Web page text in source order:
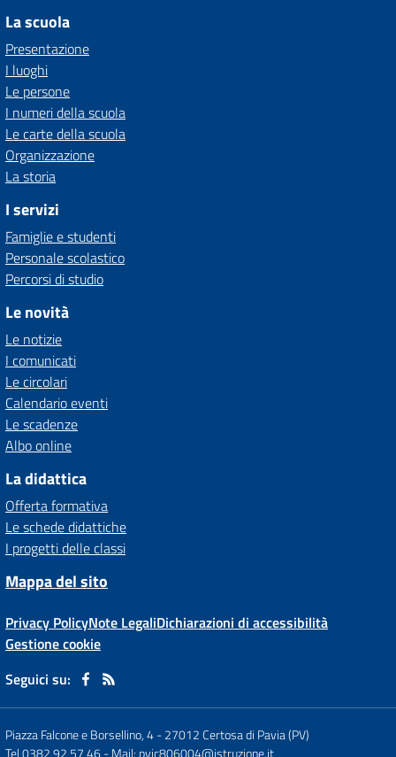
La scuola
Presentazione
I luoghi
Le persone
I numeri della scuola
Le carte della scuola
Organizzazione
La storia
I servizi
Famiglie e studenti
Personale scolastico
Percorsi di studio
Le novità
Le notizie
I comunicati
Le circolari
Calendario eventi
Le scadenze
Albo online
La didattica
Offerta formativa
Le schede didattiche
I progetti delle classi
Mappa del sito
Privacy PolicyNote LegaliDichiarazioni di accessibilità
Gestione cookie
Seguici su:
Piazza Falcone e Borsellino, 4-27012 Certosa di Pavia (PV)
Tel 0382 92 57 46- Mail: pvic806004@istruzione.it